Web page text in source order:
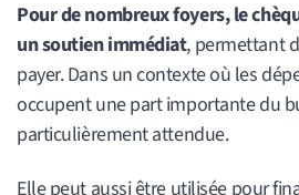
Pour de nombreux foyers, le
un soutien immédiat, permettant
payer. Dans un contexte où les
occupent une part importante du
particulièrement attendue.
Elle peut aussi être utilisée pour